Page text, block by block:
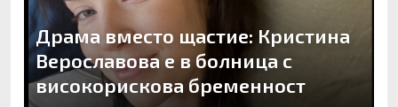
Драма вместо щастие: Кристина
Верославова е в болница с
високорискова бременност